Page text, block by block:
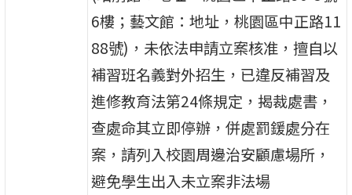
6樓；藝文館：地址，桃園區中正路11
88號)，未依法申請立案核准，擅自以
補習班名義對外招生，已違反補習及
進修教育法第24條規定，揭裁處書，
查處命其立即停辦，併處罰鍰處分在
案，請列入校園周邊治安顧慮場所，
避免學生出入未立案非法場